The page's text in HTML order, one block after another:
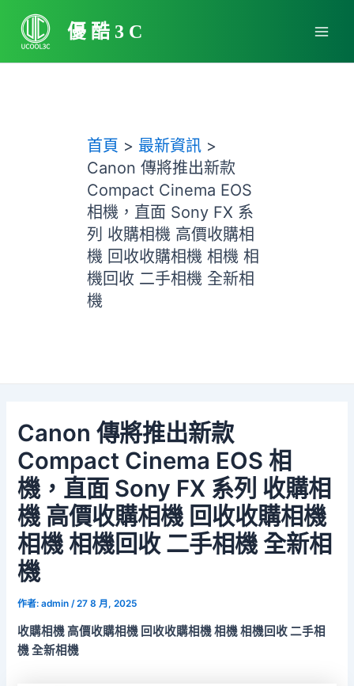
要
優酷3C
首頁
最新資訊
Canon 傳將推出新款
Compact Cinema EOS
相機，直面 Sony FX 系
列 收購相機 高價收購相
機 回收收購相機 相機 相
機回收 二手相機 全新相
機
Canon 傳將推出新款
Compact Cinema EOS 相
機，直面 Sony FX 系列 收購相
機 高價收購相機 回收收購相機
相機 相機回收 二手相機 全新相
機
作者:admin/27 8 月, 2025
收購相機 高價收購相機 回收收購相機 相機 相機回收 二手相
機 全新相機